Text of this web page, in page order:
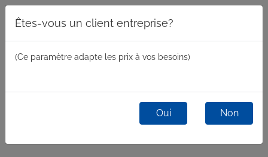
Êtes-vous un client entreprise?
(Ce paramètre adapte les prix à vos besoins)
Oui Non